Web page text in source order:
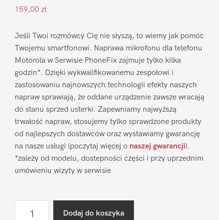
159,00 zł
Jeśli Twoi rozmówcy Cię nie słyszą, to wiemy jak pomóc
Twojemu smartfonowi. Naprawa mikrofonu dla telefonu
Motorola w Serwisie PhoneFix zajmuje tylko kilka
godzin*. Dzięki wykwalifikowanemu zespołowi i
zastosowaniu najnowszych technologii efekty naszych
napraw sprawiają, że oddane urządzenie zawsze wracają
do stanu sprzed usterki. Zapewniamy najwyższą
trwałość napraw, stosujemy tylko sprawdzone produkty
od najlepszych dostawców oraz wystawiamy gwarancję
na nasze usługi (poczytaj więcej o naszej gwarancji).
*zależy od modelu, dostepności części i przy uprzednim
umówieniu wizyty w serwisie
Dodaj do koszyka